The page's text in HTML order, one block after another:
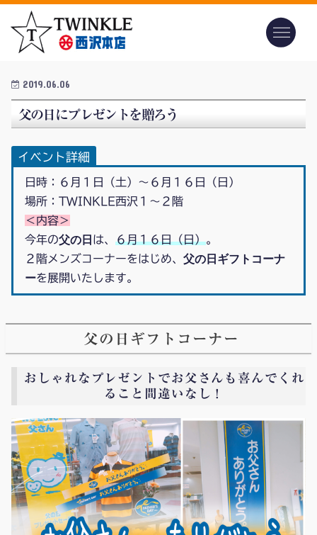
2019.06.06
父の日にプレゼントを贈ろう
イベント詳細
日時：６月１日（土）～６月１６日（日）
場所：TWINKLE西沢１～２階
＜内容＞
今年の父の日 は、 ６月１６日（日）。
２階メンズコーナーをはじめ、 父の日ギフトコーナ
ーを展開いたします。
父の日ギフトコーナー
おしゃれなプレゼントでお父さんも喜んでくれ
ること間違いなし！